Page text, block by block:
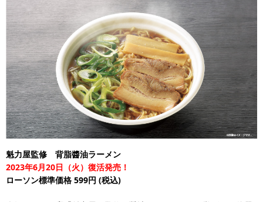
魁力屋監修 背脂醬油ラーメン
2023年6月20日（火）復活発売！
ローソン標準価格 599円 (税込)